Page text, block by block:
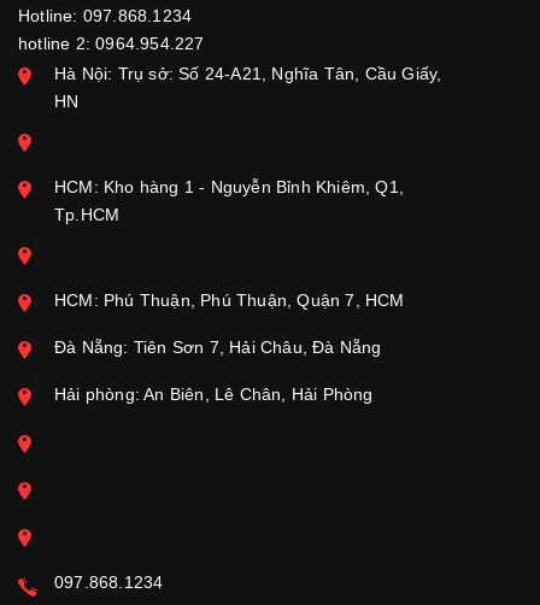
Hotline: 097.868.1234
hotline 2: 0964.954.227
Hà Nội: Trụ sở: Số 24-A21, Nghĩa Tân, Cầu Giấy,
HN
HCM: Kho hàng 1 - Nguyễn Bỉnh Khiêm, Q1,
Tp.HCM
HCM: Phú Thuận, Phú Thuận, Quận 7, HCM
Đà Nẵng: Tiên Sơn 7, Hải Châu, Đà Nẵng
Hải phòng: An Biên, Lê Chân, Hải Phòng
097.868.1234